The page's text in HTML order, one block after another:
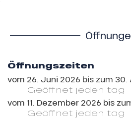
Öffnungszeiten
vom 26. Juni 2026 bis zum 30.
Geöffnet jeden tag
vom 11. Dezember 2026 bis
Geöffnet jeden tag